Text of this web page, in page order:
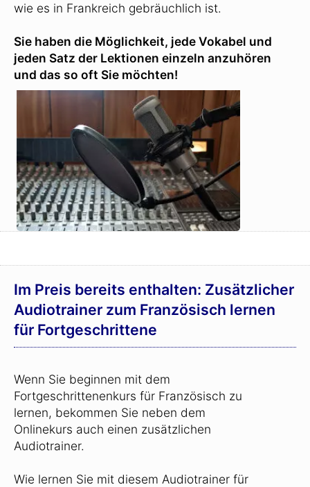
wie es in Frankreich gebräuchlich ist.
Sie haben die Möglichkeit, jede Vokabel und
jeden Satz der Lektionen einzeln anzuhören
und das so oft Sie möchten!
Im Preis bereits enthalten: Zusätzlicher
Audiotrainer zum Französisch lernen
für Fortgeschrittene
Wenn Sie beginnen mit dem
Fortgeschrittenenkurs für Französisch zu
lernen, bekommen Sie neben dem
Onlinekurs auch einen zusätzlichen
Audiotrainer.
Wie lernen Sie mit diesem Audiotrainer für